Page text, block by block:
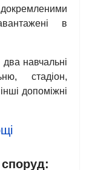
в
навчальні
стадіон,
допоміжні